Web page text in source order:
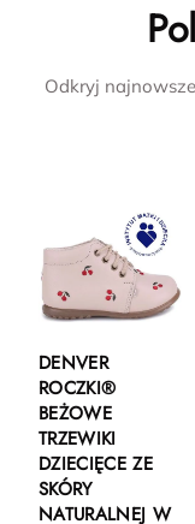
Odkryj
DENVER
ROCZKI®
BEŻOWE
TRZEWIKI
DZIECIĘCE ZE
SKÓRY
NATURALNEJ W